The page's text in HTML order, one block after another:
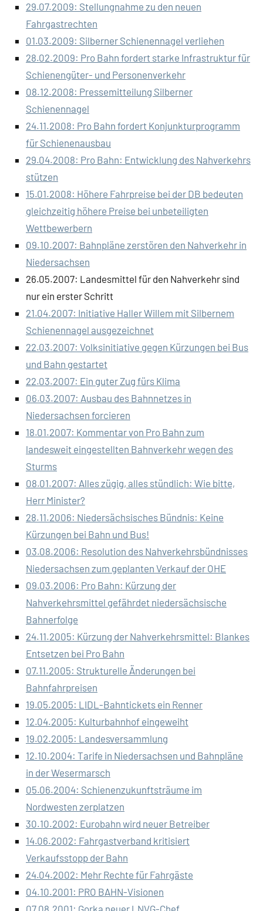
29.07.2009: Stellungnahme zu den neuen
Fahrgastrechten
01.03.2009: Silberner Schienennagel verliehen
28.02.2009: Pro Bahn fordert starke Infrastruktur für
Schienengüter- und Personenverkehr
08.12.2008: Pressemitteilung Silberner
Schienennagel
24.11.2008: Pro Bahn fordert Konjunkturprogramm
für Schienenausbau
29.04.2008: Pro Bahn: Entwicklung des Nahverkehrs
stützen
15.01.2008: Höhere Fahrpreise bei der DB bedeuten
gleichzeitig höhere Preise bei unbeteiligten
Wettbewerbern
09.10.2007: Bahnpläne zerstören den Nahverkehr in
Niedersachsen
26.05.2007: Landesmittel für den Nahverkehr sind
nur ein erster Schritt
21.04.2007: Initiative Haller Willem mit Silbernem
Schienennagel ausgezeichnet
22.03.2007: Volksinitiative gegen Kürzungen bei Bus
und Bahn gestartet
22.03.2007: Ein guter Zug fürs Klima
06.03.2007: Ausbau des Bahnnetzes in
Niedersachsen forcieren
18.01.2007: Kommentar von Pro Bahn zum
landesweit eingestellten Bahnverkehr wegen des
Sturms
08.01.2007: Alles zügig, alles stündlich: Wie bitte,
Herr Minister?
28.11.2006: Niedersächsisches Bündnis: Keine
Kürzungen bei Bahn und Bus!
03.08.2006: Resolution des Nahverkehrsbündnisses
Niedersachsen zum geplanten Verkauf der OHE
09.03.2006: Pro Bahn: Kürzung der
Nahverkehrsmittel gefährdet niedersächsische
Bahnerfolge
24.11.2005: Kürzung der Nahverkehrsmittel: Blankes
Entsetzen bei Pro Bahn
07.11.2005: Strukturelle Änderungen bei
Bahnfahrpreisen
19.05.2005: LIDL-Bahntickets ein Renner
12.04.2005: Kulturbahnhof eingeweiht
19.02.2005: Landesversammlung
12.10.2004: Tarife in Niedersachsen und Bahnpläne
in der Wesermarsch
05.06.2004: Schienenzukunftsträume im
Nordwesten zerplatzen
30.10.2002: Eurobahn wird neuer Betreiber
14.06.2002: Fahrgastverband kritisiert
Verkaufsstopp der Bahn
24.04.2002: Mehr Rechte für Fahrgäste
04.10.2001: PRO BAHN-Visionen
07.08.2001: Gorka neuer LNVG-Chef